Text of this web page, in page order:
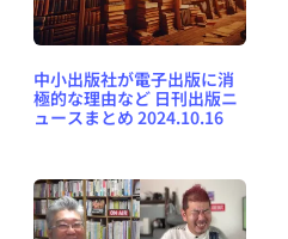
中小出版社が電子出版に消
極的な理由など 日刊出版ニ
ュースまとめ 2024.10.16